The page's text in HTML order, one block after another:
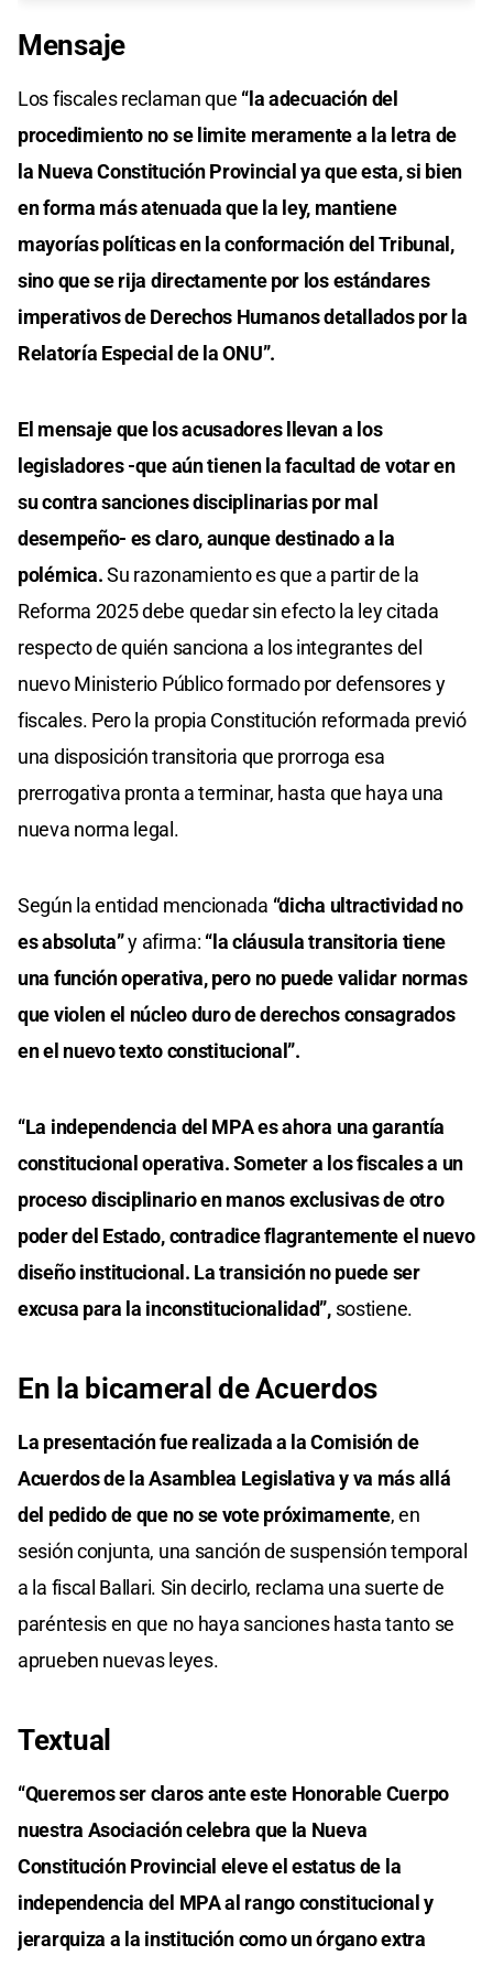
Mensaje
Los fiscales reclaman que “la adecuación del
procedimiento no se limite meramente a la letra de
la Nueva Constitución Provincial ya que esta, si bien
en forma más atenuada que la ley, mantiene
mayorías políticas en la conformación del Tribunal,
sino que se rija directamente por los estándares
imperativos de Derechos Humanos detallados por la
Relatoría Especial de la ONU”.
El mensaje que los acusadores llevan a los
legisladores -que aún tienen la facultad de votar en
su contra sanciones disciplinarias por mal
desempeño- es claro, aunque destinado a la
polémica.Su razonamiento es que a partir de la
Reforma 2025 debe quedar sin efecto la ley citada
respecto de quién sanciona a los integrantes del
nuevo Ministerio Público formado por defensores y
fiscales. Pero la propia Constitución reformada previó
una disposición transitoria que prorroga esa
prerrogativa pronta a terminar, hasta que haya una
nueva norma legal.
Según la entidad mencionada “dicha ultractividad no
es absoluta”y afirma: “la cláusula transitoria tiene
una función operativa, pero no puede validar normas
que violen el núcleo duro de derechos consagrados
en el nuevo texto constitucional”.
“La independencia del MPA es ahora una garantía
constitucional operativa. Someter a los fiscales a un
proceso disciplinario en manos exclusivas de otro
poder del Estado, contradice flagrantemente el nuevo
diseño institucional. La transición no puede ser
excusa para la inconstitucionalidad”, sostiene.
En la bicameral de Acuerdos
La presentación fue realizada a la Comisión de
Acuerdos de la Asamblea Legislativa y va más allá
del pedido de que no se vote próximamente, en
sesión conjunta, una sanción de suspensión temporal
a la fiscal Ballari. Sin decirlo, reclama una suerte de
paréntesis en que no haya sanciones hasta tanto se
aprueben nuevas leyes.
Textual
“Queremos ser claros ante este Honorable Cuerpo
nuestra Asociación celebra que la Nueva
Constitución Provincial eleve el estatus de la
independencia del MPA al rango constitucional y
jerarquiza a la institución como un órgano extra